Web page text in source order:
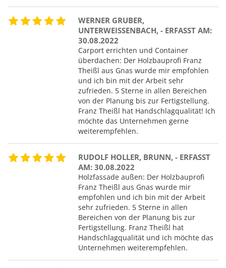
WERNER GRUBER,
UNTERWEISSENBACH, - ERFASST AM: 3
0.08.2022
Carport errichten und Container
überdachen: Der Holzbauprofi Franz
Theißl aus Gnas wurde mir empfohlen
und ich bin mit der Arbeit sehr
zufrieden. 5 Sterne in allen Bereichen
von der Planung bis zur Fertigstellung.
Franz Theißl hat Handschlagqualität! Ich
möchte das Unternehmen gerne
weiterempfehlen.
RUDOLF HOLLER, BRUNN, - ERFASST
AM: 30.08.2022
Holzfassade außen: Der Holzbauprofi
Franz Theißl aus Gnas wurde mir
empfohlen und ich bin mit der Arbeit
sehr zufrieden. 5 Sterne in allen
Bereichen von der Planung bis zur
Fertigstellung. Franz Theißl hat
Handschlagqualität und ich möchte das
Unternehmen weiterempfehlen.